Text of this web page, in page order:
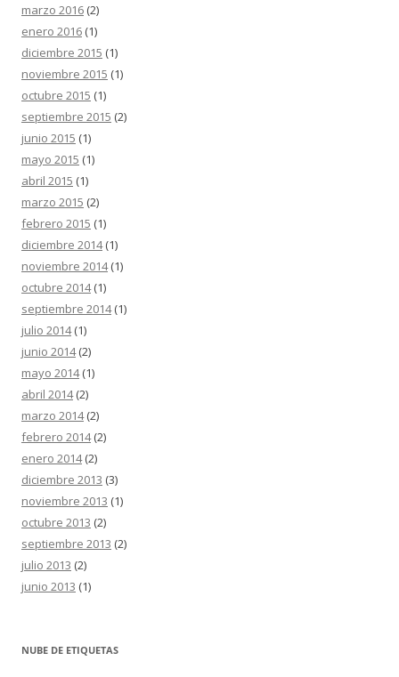
marzo 2016 (2)
enero 2016 (1)
diciembre 2015 (1)
noviembre 2015 (1)
octubre 2015 (1)
septiembre 2015 (2)
junio 2015 (1)
mayo 2015 (1)
abril 2015 (1)
marzo 2015 (2)
febrero 2015 (1)
diciembre 2014(1)
noviembre 2014(1)
octubre 2014(1)
septiembre 2014(1)
julio 2014(1)
junio 2014(2)
mayo 2014(1)
abril 2014(2)
marzo 2014(2)
febrero 2014(2)
enero 2014(2)
diciembre 2013 (3)
noviembre 2013 (1)
octubre 2013 (2)
septiembre 2013 (2)
julio 2013 (2)
junio 2013 (1)
NUBE DE ETIQUETAS